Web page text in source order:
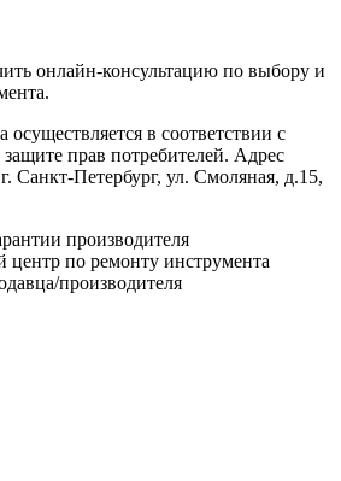
онлайн-консультацию по выбору и
осуществляется в соответствии с
прав потребителей. Адрес
Санкт-Петербург, ул. Смоляная, д.15,
производителя
центр по ремонту инструмента
производителя